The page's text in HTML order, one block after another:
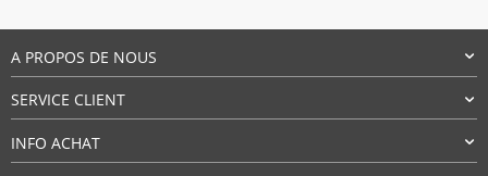
A PROPOS DE NOUS
SERVICE CLIENT
INFO ACHAT